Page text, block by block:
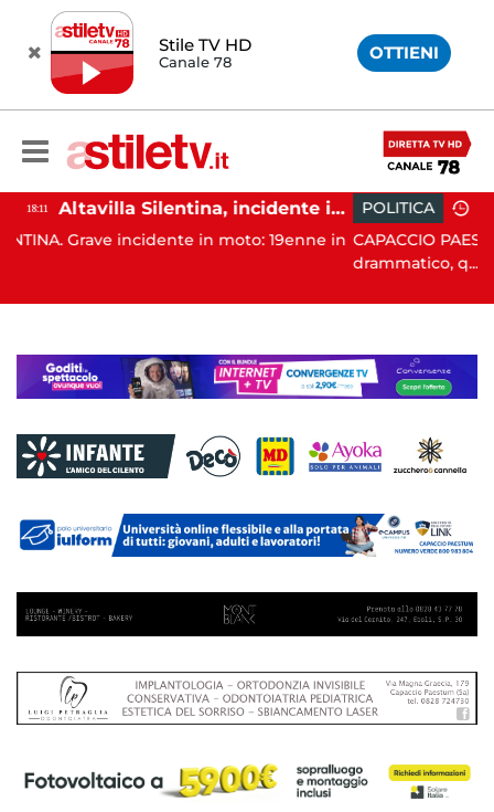
Stile TV HD
Canale 78 OTTIENI
Altavilla Silentina, incidente in moto nella notte: 19enne in prognosi riservata
in moto: 19enne in
POLITICA 19:43
CAPACCIO PAESTUM. È stato un